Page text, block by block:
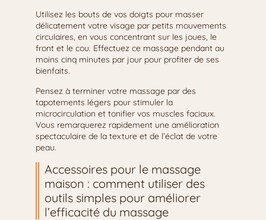
Utilisez les bouts de vos doigts pour masser
délicatement votre visage par petits mouvements
circulaires, en vous concentrant sur les joues, le
front et le cou. Effectuez ce massage pendant au
moins cinq minutes par jour pour profiter de ses
bienfaits.
Pensez à terminer votre massage par des
tapotements légers pour stimuler la
microcirculation et tonifier vos muscles faciaux.
Vous remarquerez rapidement une amélioration
spectaculaire de la texture et de l’éclat de votre
peau.
Accessoires pour le massage
maison : comment utiliser des
outils simples pour améliorer
l’efficacité du massage